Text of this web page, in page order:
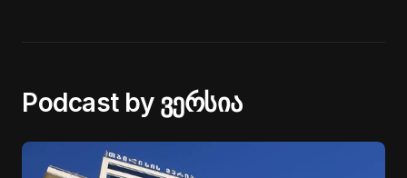
Podcast by ვერსია